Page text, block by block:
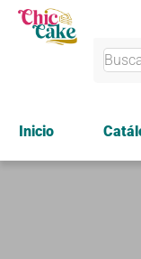
Inicio